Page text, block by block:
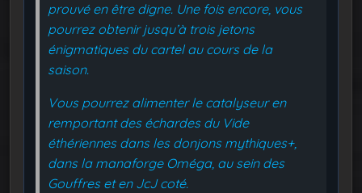
prouvé en être digne. Une fois encore, vous
pourrez obtenir jusqu’à trois jetons
énigmatiques du cartel au cours de la
saison.
Vous pourrez alimenter le catalyseur en
remportant des échardes du Vide
éthériennes dans les donjons mythiques+,
dans la manaforge Oméga, au sein des
Gouffres et en JcJ coté.